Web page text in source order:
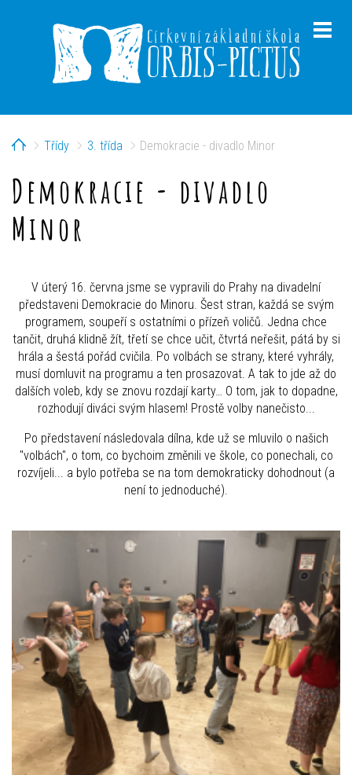
HomeTřídy 3. třída Demokracie - divadlo Minor
Demokracie - divadlo
Minor
V úterý 16. června jsme se vypravili do Prahy na divadelní
představeni Demokracie do Minoru. Šest stran, každá se svým
programem, soupeří s ostatními o přízeň voličů. Jedna chce
tančit, druhá klidně žít, třetí se chce učit, čtvrtá neřešit, pátá by si
hrála a šestá pořád cvičila. Po volbách se strany, které vyhrály,
musí domluvit na programu a ten prosazovat. A tak to jde až do
dalších voleb, kdy se znovu rozdají karty… O tom, jak to dopadne,
rozhodují diváci svým hlasem! Prostě volby nanečisto...
Po představení následovala dílna, kde už se mluvilo o našich
"volbách", o tom, co bychoim změnili ve škole, co ponechali, co
rozvíjeli... a bylo potřeba se na tom demokraticky dohodnout (a
není to jednoduché).